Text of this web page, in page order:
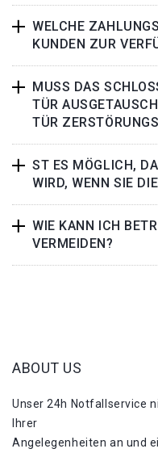
WELCHE
KUNDEN ZUR
MUSS DAS
TÜR
TÜR
ST ES MÖGLICH,
WIRD, WENN SIE
WIE KANN ICH
VERMEIDEN?
ABOUT US
Unser 24h Notfallservice
Ihrer
Angelegenheiten an und